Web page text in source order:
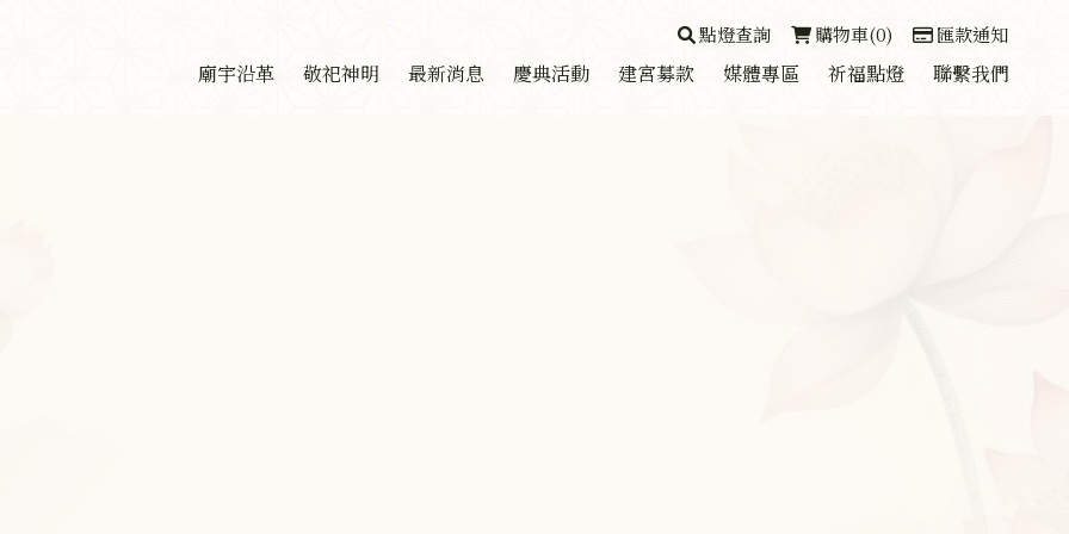
點燈查詢 購物車(0) 匯款通知
廟宇沿革 敬祀神明 最新消息 慶典活動 建宮募款 媒體專區 祈福點燈 聯繫我們